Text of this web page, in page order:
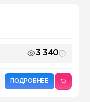
3 340
ПОДРОБНЕЕ